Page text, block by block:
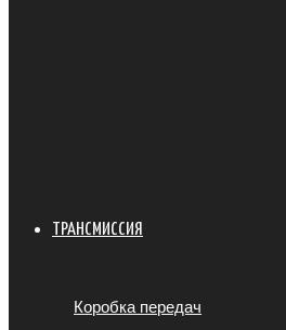
ТРАНСМИССИЯ
Коробка передач